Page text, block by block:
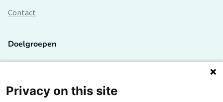
Contact
Doelgroepen
Lectoren en onderzoekers
Privacy on this site